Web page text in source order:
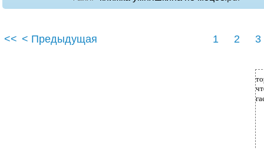
<< < Предыдущая 1 2 3